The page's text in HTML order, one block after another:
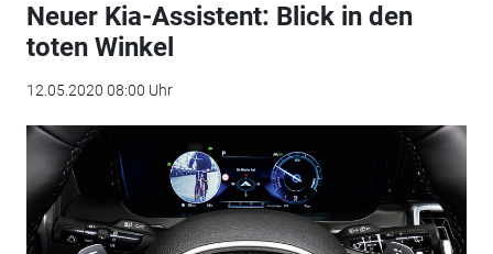
Neuer Kia-Assistent: Blick in den
toten Winkel
12.05.2020 08:00 Uhr